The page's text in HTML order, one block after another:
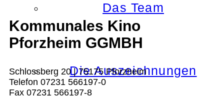
Das Team
Die Auszeichnungen
Kommunales Kino
Pforzheim GGMBH
Schlossberg 20 | 75175 Pforzheim
Telefon 07231 566197-0
Fax 07231 566197-8